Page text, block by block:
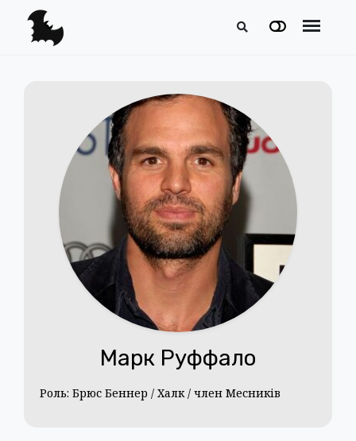
Марк Руффало
Роль: Брюс Беннер / Халк / член Месників